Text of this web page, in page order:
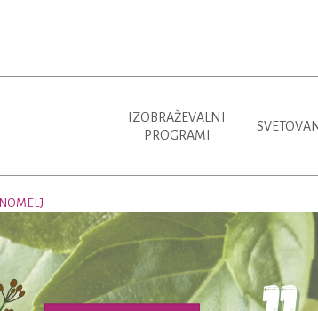
IZOBRAŽEVALNI
PROGRAMI